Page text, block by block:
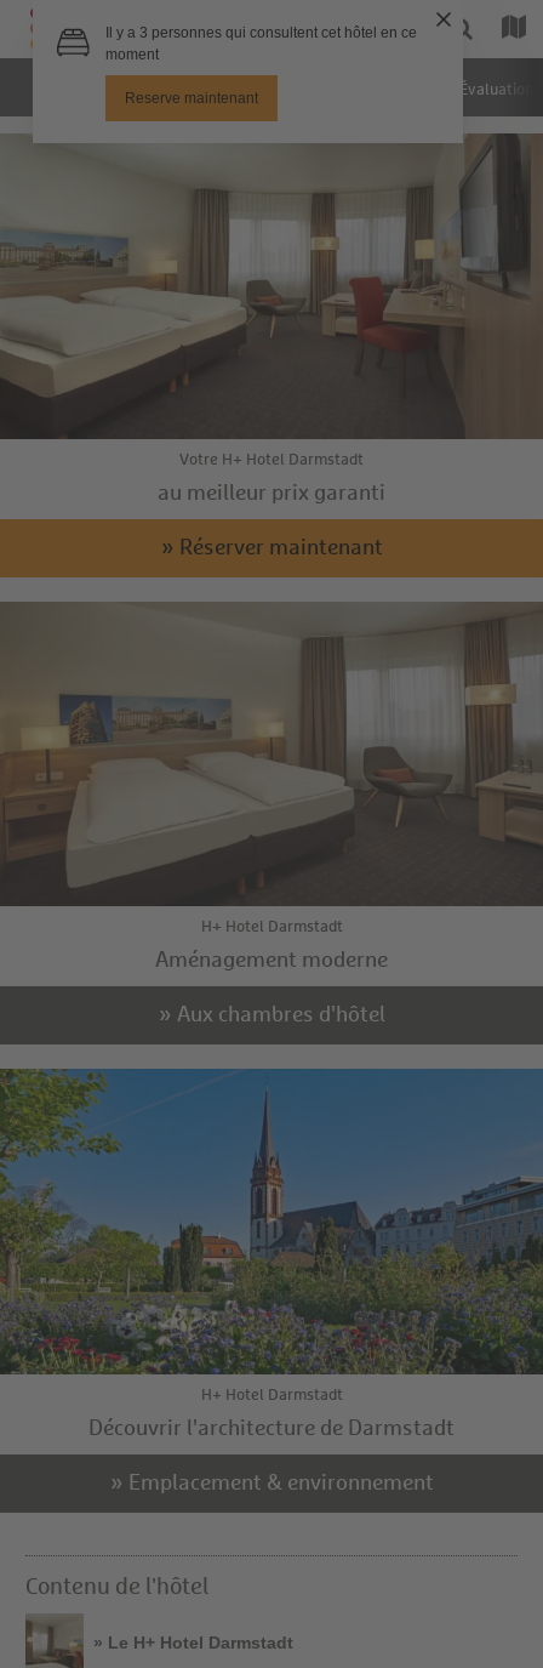
Hôtel Évaluation
Votre H+ Hotel Darmstadt
au meilleur prix garanti
» Réserver maintenant
H+ Hotel Darmstadt
Aménagement moderne
» Aux chambres d'hôtel
H+ Hotel Darmstadt
Découvrir l'architecture de Darmstadt
» Emplacement & environnement
Contenu de l'hôtel
» Le H+ Hotel Darmstadt